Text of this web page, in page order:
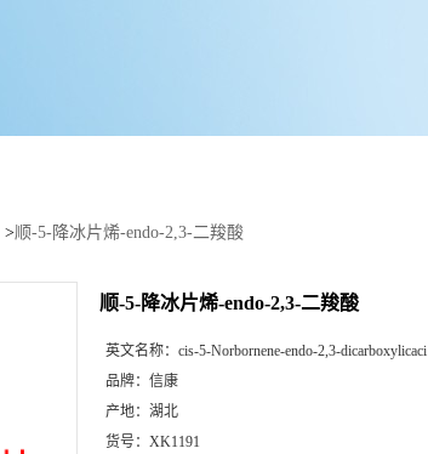
>顺-5-降冰片烯-endo-2,3-二羧酸
顺-5-降冰片烯-endo-2,3-二羧酸
英文名称： cis-5-Norbornene-endo-2,3-dicarboxylicaci
品牌： 信康
产地： 湖北
货号： XK1191